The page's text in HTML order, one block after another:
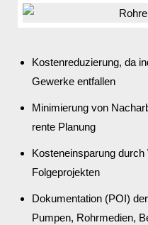
Kosten­re­du­zie­rung, da
Gewerke entfallen
Mini­mie­rung von
rente Planung
Kosten­ein­spa­rung
Folge­pro­jekten
Doku­men­ta­tion (POI)
Pumpen, Rohr­me­dien,